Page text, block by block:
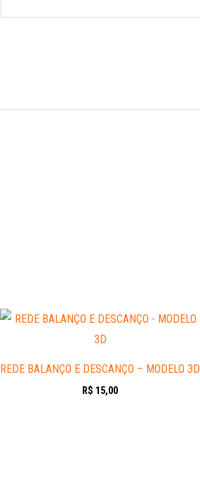
REDE BALANÇO E DESCANÇO – MODELO 3D
R$ 15,00